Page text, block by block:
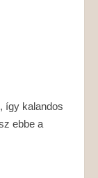
így kalandos
ebbe a